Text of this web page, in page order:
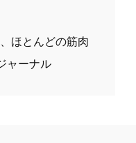
ほとんどの筋肉
ャーナル